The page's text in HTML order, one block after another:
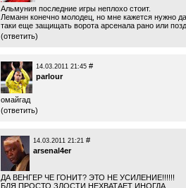
Альмуния последние игры неплохо стоит.
Леманн конечно молодец, но мне кажется нужно
таки еще защищать ворота арсенала рано или
(ответить)
14.03.2011 21:45 #
parlour
омайгад
(ответить)
14.03.2011 21:21 #
arsenal4er
ДА ВЕНГЕР ЧЕ ГОНИТ? ЭТО НЕ УСИЛЕНИЕ!!!!!!
БЛЯ ПРОСТО ЗЛОСТИ НЕХВАТАЕТ ИНОГДА